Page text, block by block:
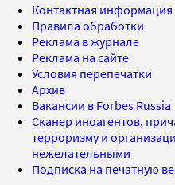
Контактная информация
Правила обработки
Реклама в журнале
Реклама на сайте
Условия перепечатки
Архив
Вакансии в Forbes Russia
Сканер иноагентов,
терроризму и
нежелательными
Подписка на печатную